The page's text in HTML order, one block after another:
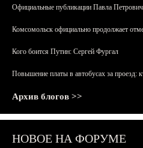
Официальные публикации Павла
Комсомольск официально продолжает
Кого боится Путин: Сергей Фургал
Повышение платы в автобусах за проезд:
Архив блогов >>
НОВОЕ НА ФОРУМЕ